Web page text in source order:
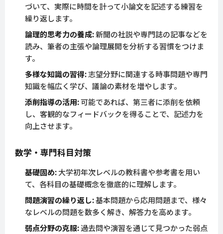
づいて、実際に時間を計って小論文を記述する練習を
繰り返します。
論理的思考力の養成:新聞の社説や専門誌の記事などを
読み、筆者の主張や論理展開を分析する習慣をつけま
す。
多様な知識の習得:志望分野に関連する時事問題や専門
知識を幅広く学び、議論の素材を増やします。
添削指導の活用:可能であれば、第三者に添削を依頼
し、客観的なフィードバックを得ることで、記述力を
向上させます。
数学・専門科目対策
基礎固め:大学初年次レベルの教科書や参考書を用い
て、各科目の基礎概念を徹底的に理解します。
問題演習の繰り返し:基本問題から応用問題まで、様々
なレベルの問題を数多く解き、解答力を高めます。
弱点分野の克服:過去問や演習を通じて見つかった弱点